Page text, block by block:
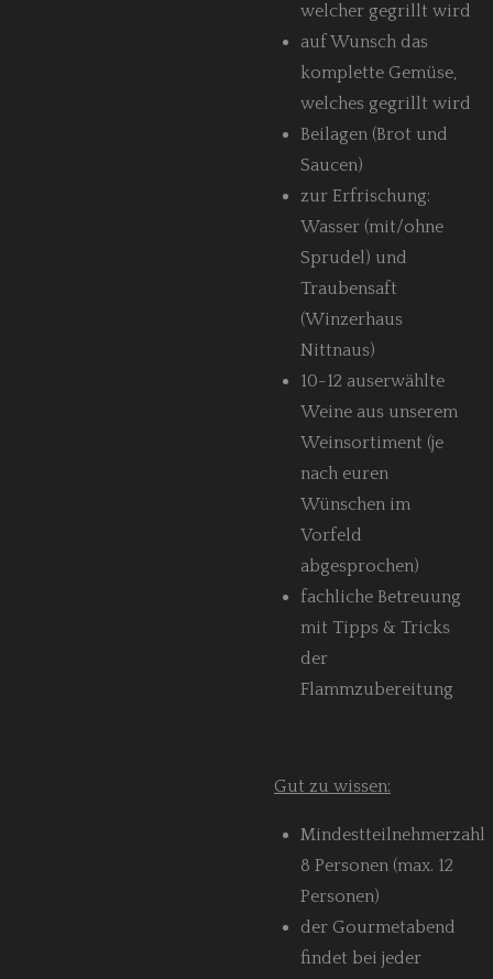
welcher gegrillt wird
auf Wunsch das
komplette Gemüse,
welches gegrillt wird
Beilagen (Brot und
Saucen)
zur Erfrischung:
Wasser (mit/ohne
Sprudel) und
Traubensaft
(Winzerhaus
Nittnaus)
10-12 auserwählte
Weine aus unserem
Weinsortiment (je
nach euren
Wünschen im
Vorfeld
abgesprochen)
fachliche Betreuung
mit Tipps & Tricks
der
Flammzubereitung
Gut zu wissen:
Mindestteilnehmerzahl
8 Personen (max. 12
Personen)
der Gourmetabend
findet bei jeder